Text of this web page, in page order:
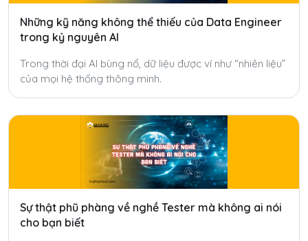
Những kỹ năng không thể thiếu của Data Engineer
trong kỷ nguyên AI
Trong thời đại AI bùng nổ, dữ liệu được ví như “nhiên liệu”
của mọi hệ thống thông minh.
Sự thật phũ phàng về nghề Tester mà không ai nói
cho bạn biết